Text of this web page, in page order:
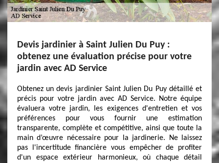
Devis jardinier à Saint Julien Du Puy :
obtenez une évaluation précise pour votre
jardin avec AD Service
Obtenez un devis jardinier Saint Julien Du Puy détaillé et
précis pour votre jardin avec AD Service. Notre équipe
évaluera votre jardin, les exigences d'entretien et vos
préférences pour vous fournir une estimation
transparente, complète et compétitive, ainsi que toute la
main d’œuvre nécessaire pour la jardinerie. Ne laissez
pas l'incertitude financière vous empêcher de profiter
d'un espace extérieur harmonieux, où chaque détail